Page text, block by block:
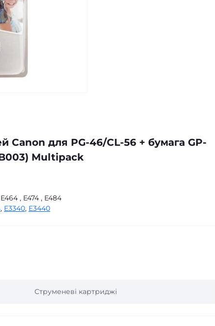
для PG-46/CL-56 + бумага GP-
Multipack
, E474 , E484
, E3340, E3440
Струменеві картриджі